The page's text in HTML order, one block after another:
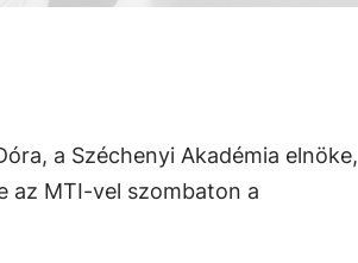
a Széchenyi Akadémia elnöke,
az MTI-vel szombaton a